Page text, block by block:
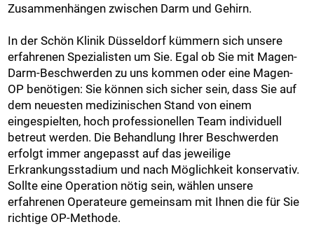
Zusammenhängen zwischen Darm und Gehirn.
In der Schön Klinik Düsseldorf kümmern sich unsere
erfahrenen Spezialisten um Sie. Egal ob Sie mit Magen-
Darm-Beschwerden zu uns kommen oder eine Magen-
OP benötigen: Sie können sich sicher sein, dass Sie auf
dem neuesten medizinischen Stand von einem
eingespielten, hoch professionellen Team individuell
betreut werden. Die Behandlung Ihrer Beschwerden
erfolgt immer angepasst auf das jeweilige
Erkrankungsstadium und nach Möglichkeit konservativ.
Sollte eine Operation nötig sein, wählen unsere
erfahrenen Operateure gemeinsam mit Ihnen die für Sie
richtige OP-Methode.